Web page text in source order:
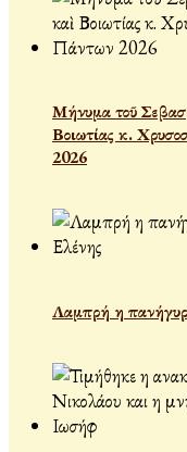
Μήνυμα τοῦ
Βοιωτίας κ.
2026
Λαμπρή η